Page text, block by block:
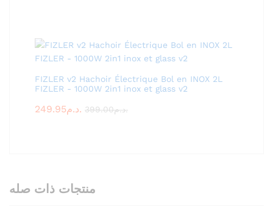
FIZLER v2 Hachoir Électrique Bol en INOX 2L
FIZLER - 1000W 2in1 inox et glass v2
249.95 د.م. 399.00 د.م.
منتجات ذات صله